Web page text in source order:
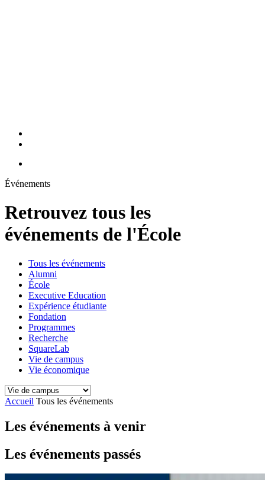
Événements
Retrouvez tous les
événements de l'École
Tous les événements
Alumni
École
Executive Education
Expérience étudiante
Fondation
Programmes
Recherche
SquareLab
Vie de campus
Vie économique
Accueil Tous les événements
Les événements à venir
Les événements passés